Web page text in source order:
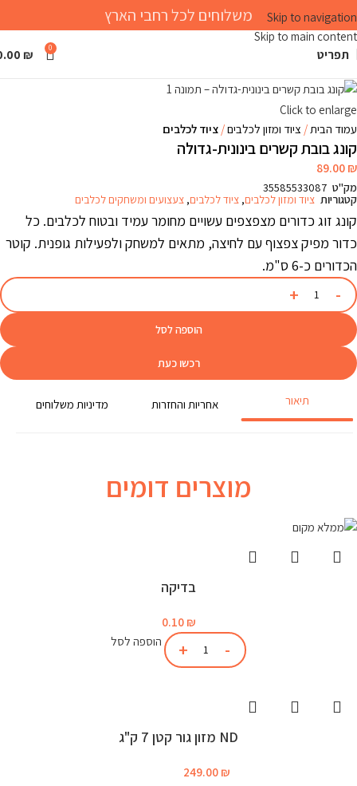
Skip to navigation
Skip to main content
משלוחים לכל רחבי הארץ
תפריט 0
₪
Click to enlarge
עמוד הבית
ציוד ומזון לכלבים ציוד לכלבים
קונג בובת קשרים בינונית-גדולה
89.00₪
מק"ט 35585533087
קטגוריות ציוד ומזון לכלבים, ציוד לכלבים, צעצועים ומשחקים לכלבים
קונג זוג כדורים מצפצפים עשויים מחומר עמיד ובטוח לכלבים. כל
כדור מפיק צפצוף עם לחיצה, מתאים למשחק ולפעילות גופנית. קוטר
הכדורים כ-6 ס"מ.
הוספה לסל
רכשו כעת
תיאור אחריות והחזרות מדיניות משלוחים
מוצרים דומים
בדיקה
0.10 ₪
הוספה לסל
ND מזון גור קטן 7 ק"ג
249.00 ₪